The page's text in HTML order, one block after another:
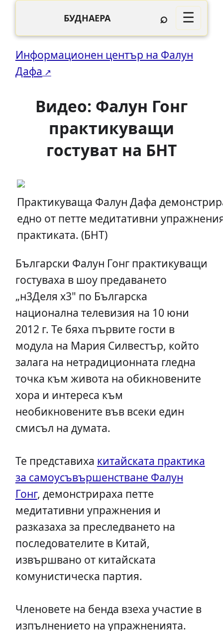
БУДНАЕРА ⌕ ☰
Информационен център на Фалун
Дафа
Видео: Фалун Гонг
практикуващи
гостуват на БНТ
Практикуваща Фалун Дафа
едно от петте медитативни
практиката. (БНТ)
Български Фалун Гонг практикуващи
гостуваха в шоу предаването
„н3Деля x3" по Българска
национална телевизия на 10 юни
2012 г. Те бяха първите гости в
модула на Мария Силвестър, който
залага на нетрадиционната гледна
точка към живота на обикновените
хора и интереса към
необикновените във всеки един
смисъл на думата.
Те представиха китайската практика
за самоусъвършенстване Фалун
Гонг, демонстрираха петте
медитативни упражнения и
разказаха за преследването на
последователите в Китай,
извършвано от китайската
комунистическа партия.
Членовете на бенда взеха участие в
изпълнението на упражненията.